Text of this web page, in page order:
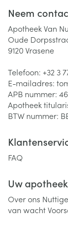
Neem
Apotheek Van
Oude
9120Vrasene
Telefoon: +32 3
E-mailadres:
APB nummer:
Apotheek
BTW nummer:
FAQ
Uw apotheek
Over ons
van wacht